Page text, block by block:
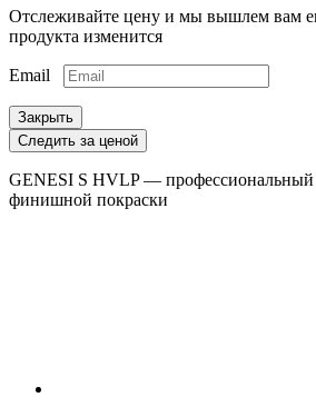
Отслеживайте цену и мы вышлем вам
продукта изменится
Email
Закрыть
Следить за ценой
GENESI S HVLP — профессиональный
финишной покраски